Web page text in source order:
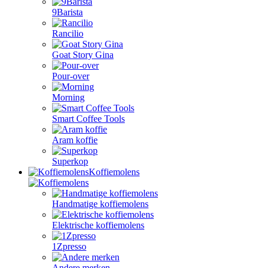
9Barista
Rancilio
Goat Story Gina
Pour-over
Morning
Smart Coffee Tools
Aram koffie
Superkop
Koffiemolens
Handmatige koffiemolens
Elektrische koffiemolens
1Zpresso